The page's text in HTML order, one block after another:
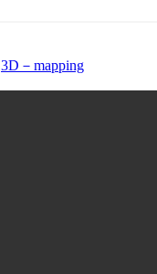
3D－mapping